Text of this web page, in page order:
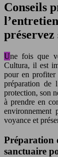
Conseils
préservez
Une fois que vous avez choisi votre tapis de cartomancie chez
Cultura, il est
pour en profiter
préparation de
protection, son
à prendre en
environnement
voyance et
Préparation
sanctuaire